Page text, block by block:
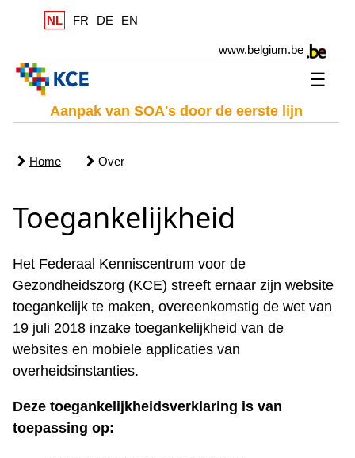
NL FR DE EN
www.belgium.be
☰
Aanpak van SOA's door de eerste lijn
Home Over
Toegankelijkheid
Het Federaal Kenniscentrum voor de
Gezondheidszorg (KCE) streeft ernaar zijn website
toegankelijk te maken, overeenkomstig de wet van
19 juli 2018 inzake toegankelijkheid van de
websites en mobiele applicaties van
overheidsinstanties.
Deze toegankelijkheidsverklaring is van
toepassing op: